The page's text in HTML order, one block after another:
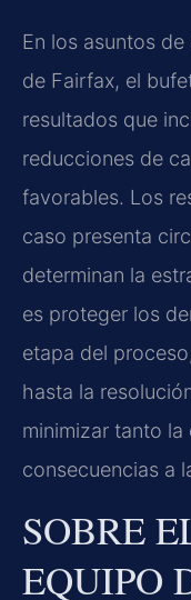
En los asuntos
de Fairfax, el
resultados que
reducciones de
favorables. Los
caso presenta
determinan la
es proteger los
etapa del
hasta la
minimizar tanto
consecuencias a
SOBRE
EQUIPO